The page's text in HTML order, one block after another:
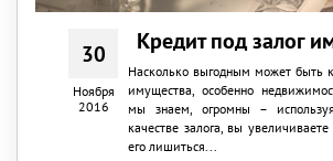
30
Ноября
2016
Кредит под залог
Насколько выгодным может быть
имущества, особенно
мы знаем, огромны –
качестве залога, вы
его лишиться...